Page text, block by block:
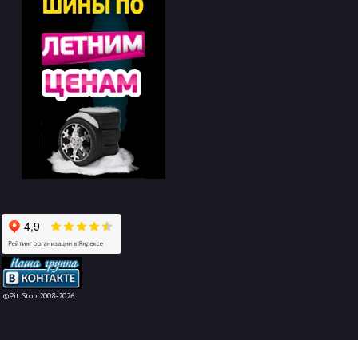
©Pit Stop 2008-2026
-->